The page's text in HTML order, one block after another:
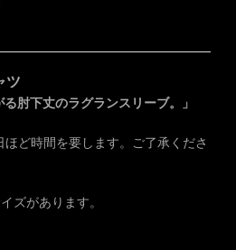
ツ
る肘下丈のラグランスリーブ。」
ど時間を要します。ご了承くださ
ズがあります。